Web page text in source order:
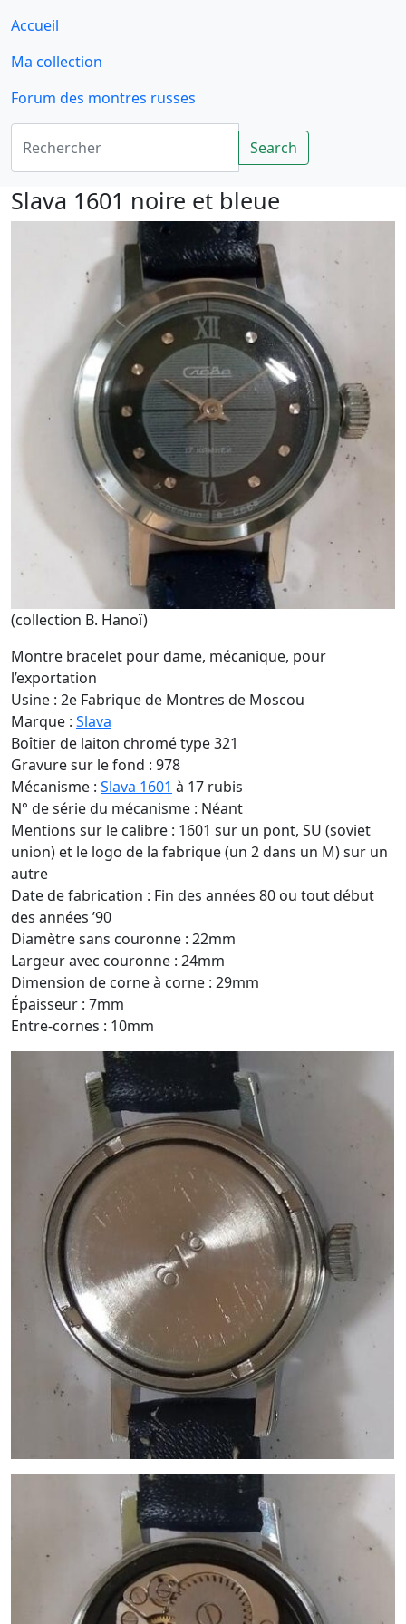
Accueil
Ma collection
Forum des montres russes
Rechercher
Search
Slava 1601 noire et bleue
(collection B. Hanoï)
Montre bracelet pour dame, mécanique, pour
l’exportation
Usine : 2e Fabrique de Montres de Moscou
Marque : Slava
Boîtier de laiton chromé type 321
Gravure sur le fond : 978
Mécanisme : Slava 1601 à 17 rubis
N° de série du mécanisme : Néant
Mentions sur le calibre : 1601 sur un pont, SU (soviet
union) et le logo de la fabrique (un 2 dans un M) sur un
autre
Date de fabrication : Fin des années 80 ou tout début
des années ’90
Diamètre sans couronne : 22mm
Largeur avec couronne : 24mm
Dimension de corne à corne : 29mm
Épaisseur : 7mm
Entre-cornes : 10mm